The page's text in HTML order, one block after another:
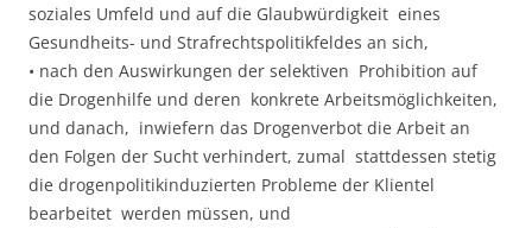
soziales Umfeld und auf die Glaubwürdigkeit eines
Gesundheits- und Strafrechtspolitikfeldes an sich,
• nach den Auswirkungen der selektiven Prohibition auf
die Drogenhilfe und deren konkrete Arbeitsmöglichkeiten,
und danach, inwiefern das Drogenverbot die Arbeit an
den Folgen der Sucht verhindert, zumal stattdessen stetig
die drogenpolitikinduzierten Probleme der Klientel
bearbeitet werden müssen, und